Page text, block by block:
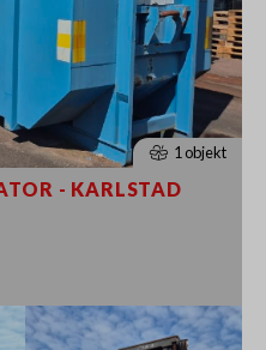
1 objekt
- KARLSTAD